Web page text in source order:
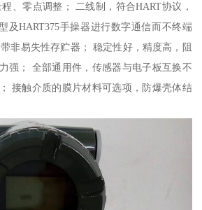
、零点调整； 二线制，符合HART协议，
及HART375手操器进行数字通信而不终端
非易失性存贮器； 稳定性好，精度高，阻
强； 全部通用件，传感器与电子板互换不
接触介质的膜片材料可选项，防爆壳体结